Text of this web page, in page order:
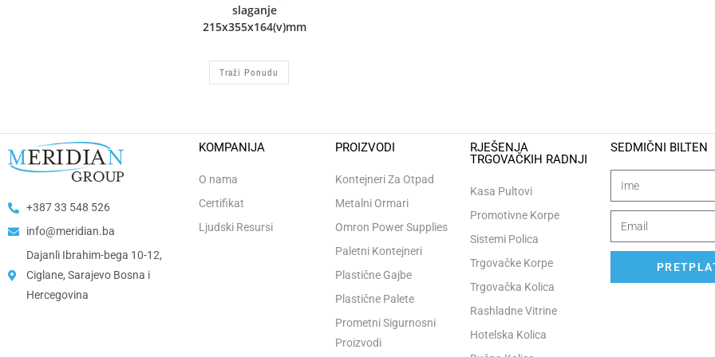
slaganje
215x355x164(v)mm
Traži Ponudu
+387 33 548 526
info@meridian.ba
Dajanli Ibrahim-bega 10-12,
Ciglane, Sarajevo Bosna i
Hercegovina​
KOMPANIJA
O nama
Certifikat
Ljudski Resursi
PROIZVODI
Kontejneri Za Otpad
Metalni Ormari
Omron Power Supplies
Paletni Kontejneri
Plastične Gajbe
Plastične Palete
Prometni Sigurnosni
Proizvodi
RJEŠENJA
TRGOVAČKIH RADNJI
Kasa Pultovi
Promotivne Korpe
Sistemi Polica
Trgovačke Korpe
Trgovačka Kolica
Rashladne Vitrine
Hotelska Kolica
SEDMIČNI BILTEN